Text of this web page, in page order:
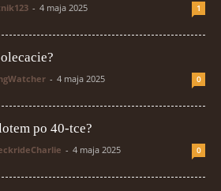
- 4 maja 2025 1
- 4 maja 2025 0
po 40-tce?
- 4 maja 2025 0